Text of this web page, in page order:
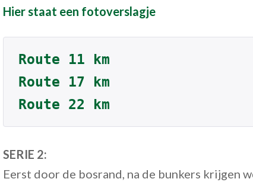
Hier staat een fotoverslagje
Route 11 km
Route 17 km
Route 22 km
SERIE 2:
Eerst door de bosrand, na de bunkers krijgen